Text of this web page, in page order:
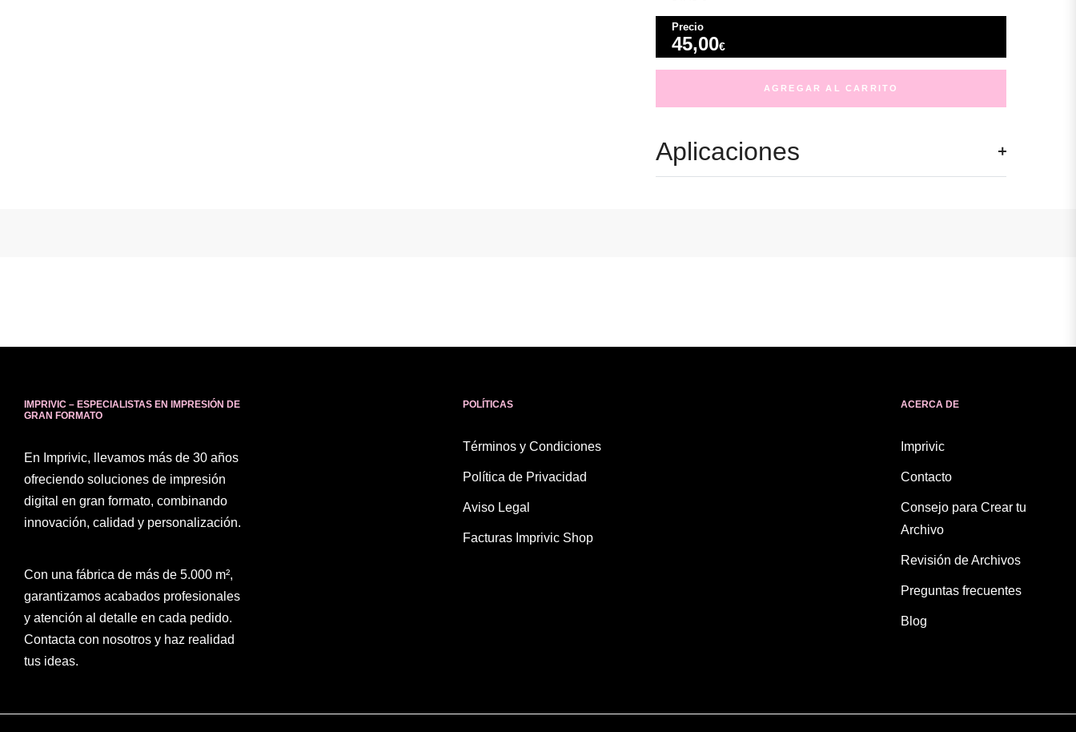
Precio
45,00€
AGREGAR AL CARRITO
Aplicaciones
IMPRIVIC – ESPECIALISTAS EN IMPRESIÓN DE
GRAN FORMATO
En Imprivic, llevamos más de 30 años
ofreciendo soluciones de impresión
digital en gran formato, combinando
innovación, calidad y personalización.
Con una fábrica de más de 5.000 m²,
garantizamos acabados profesionales
y atención al detalle en cada pedido.
Contacta con nosotros y haz realidad
tus ideas.
POLÍTICAS
Términos y Condiciones
Política de Privacidad
Aviso Legal
Facturas Imprivic Shop
ACERCA DE
Imprivic
Contacto
Consejo para Crear tu
Archivo
Revisión de Archivos
Preguntas frecuentes
Blog